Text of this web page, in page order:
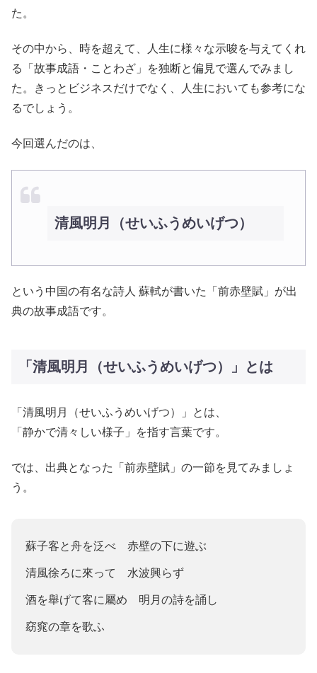
た。
その中から、時を超えて、人生に様々な示唆を与えてくれ
る「故事成語・ことわざ」を独断と偏見で選んでみまし
た。きっとビジネスだけでなく、人生においても参考にな
るでしょう。
今回選んだのは、
清風明月（せいふうめいげつ）
という中国の有名な詩人 蘇軾が書いた「前赤壁賦」が出
典の故事成語です。
「清風明月（せいふうめいげつ）」とは
「清風明月（せいふうめいげつ）」とは、
「静かで清々しい様子」を指す言葉です。
では、出典となった「前赤壁賦」の一節を見てみましょ
う。
蘇子客と舟を泛べ 赤壁の下に遊ぶ
清風徐ろに來って 水波興らず
酒を舉げて客に屬め 明月の詩を誦し
窈窕の章を歌ふ